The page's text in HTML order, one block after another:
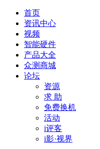
首页
资讯中心
视频
智能硬件
产品大全
众测商城
论坛
资源
求 助
免费换机
活动
i评客
i影·视界